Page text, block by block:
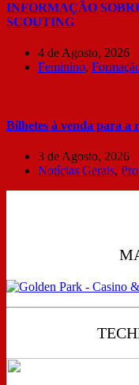
INFORMAÇÃO
SCOUTING
4 de Agosto, 2026
Feminino,
Bilhetes à venda para a
3 de Agosto, 2026
Notícias Gerais,